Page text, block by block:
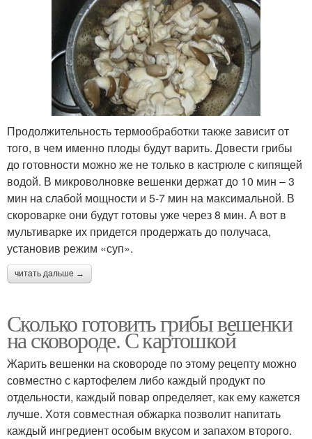
Продолжительность термообработки также зависит от
того, в чем именно плоды будут варить. Довести грибы
до готовности можно же не только в кастрюле с кипящей
водой. В микроволновке вешенки держат до 10 мин – 3
мин на слабой мощности и 5-7 мин на максимальной. В
скороварке они будут готовы уже через 8 мин. А вот в
мультиварке их придется продержать до получаса,
установив режим «суп».
читать дальше →
Сколько готовить грибы вешенки
на сковороде. С картошкой
Жарить вешенки на сковороде по этому рецепту можно
совместно с картофелем либо каждый продукт по
отдельности, каждый повар определяет, как ему кажется
лучше. Хотя совместная обжарка позволит напитать
каждый ингредиент особым вкусом и запахом второго.